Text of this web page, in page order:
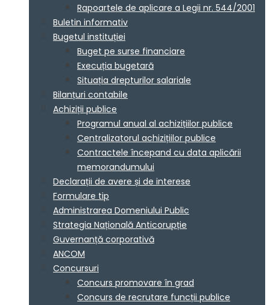
Rapoartele de aplicare a Legii nr. 544/2001
Buletin informativ
Bugetul instituției
Buget pe surse financiare
Execuția bugetară
Situația drepturilor salariale
Bilanțuri contabile
Achiziții publice
Programul anual al achizițiilor publice
Centralizatorul achizițiilor publice
Contractele începand cu data aplicării
memorandumului
Declarații de avere și de interese
Formulare tip
Administrarea Domeniului Public
Strategia Națională Anticorupție
Guvernanță corporativă
ANCOM
Concursuri
Concurs promovare în grad
Concurs de recrutare funcții publice